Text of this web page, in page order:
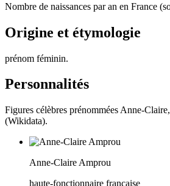
Nombre de naissances par an en France
Origine et étymologie
prénom féminin.
Personnalités
Figures célèbres prénommées Anne-Claire
(Wikidata).
Anne-Claire Amprou
haute-fonctionnaire française